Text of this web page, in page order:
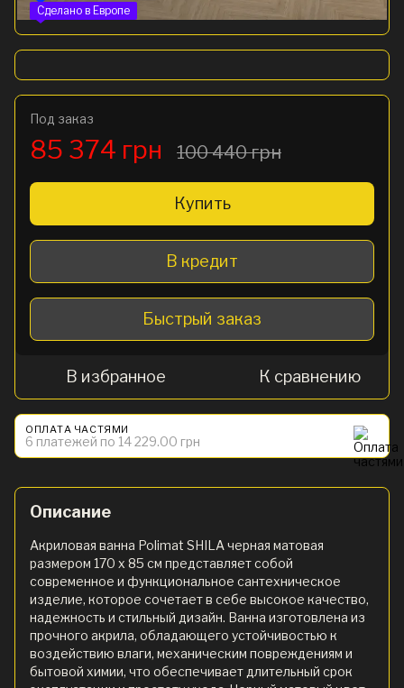
Сделано в Европе
Под заказ
85 374 грн 100 440 грн
Купить
В кредит
Быстрый заказ
В избранное К сравнению
ОПЛАТА ЧАСТЯМИ
6 платежей по 14 229.00 грн
Описание
Акриловая ванна Polimat SHILA черная матовая
размером 170 x 85 см представляет собой
современное и функциональное сантехническое
изделие, которое сочетает в себе высокое качество,
надежность и стильный дизайн. Ванна изготовлена из
прочного акрила, обладающего устойчивостью к
воздействию влаги, механическим повреждениям и
бытовой химии, что обеспечивает длительный срок